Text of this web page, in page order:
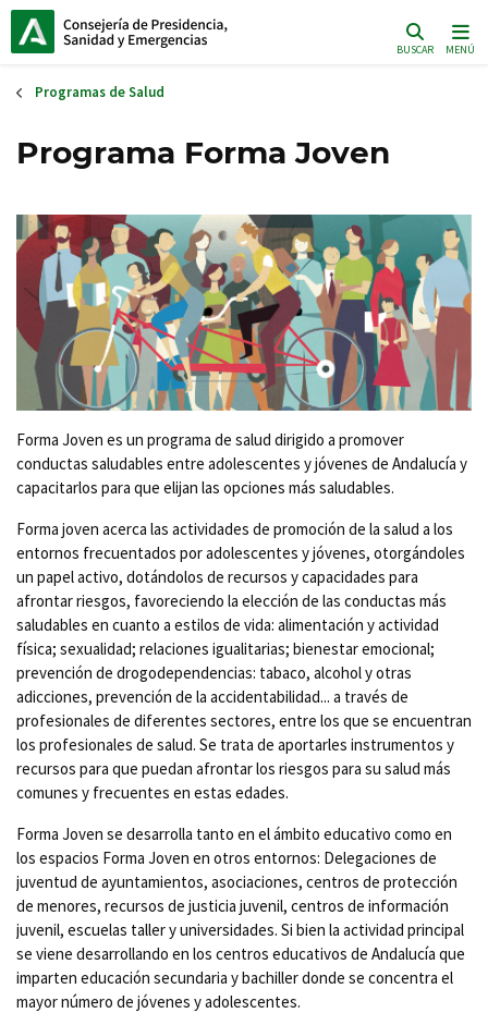
BUSCAR MENÚ
Programas de Salud
Programa Forma Joven
Forma Joven es un programa de salud dirigido a promover
conductas saludables entre adolescentes y jóvenes de Andalucía y
capacitarlos para que elijan las opciones más saludables.
Forma joven acerca las actividades de promoción de la salud a los
entornos frecuentados por adolescentes y jóvenes, otorgándoles
un papel activo, dotándolos de recursos y capacidades para
afrontar riesgos, favoreciendo la elección de las conductas más
saludables en cuanto a estilos de vida: alimentación y actividad
física; sexualidad; relaciones igualitarias; bienestar emocional;
prevención de drogodependencias: tabaco, alcohol y otras
adicciones, prevención de la accidentabilidad... a través de
profesionales de diferentes sectores, entre los que se encuentran
los profesionales de salud. Se trata de aportarles instrumentos y
recursos para que puedan afrontar los riesgos para su salud más
comunes y frecuentes en estas edades.
Forma Joven se desarrolla tanto en el ámbito educativo como en
los espacios Forma Joven en otros entornos: Delegaciones de
juventud de ayuntamientos, asociaciones, centros de protección
de menores, recursos de justicia juvenil, centros de información
juvenil, escuelas taller y universidades. Si bien la actividad principal
se viene desarrollando en los centros educativos de Andalucía que
imparten educación secundaria y bachiller donde se concentra el
mayor número de jóvenes y adolescentes.